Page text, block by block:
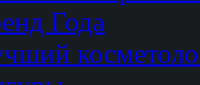
Года